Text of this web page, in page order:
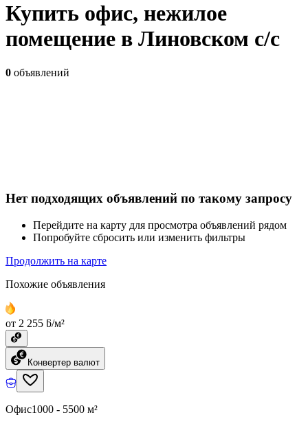
Купить офис, нежилое
помещение в Линовском с/с
0 объявлений
Нет подходящих объявлений по такому запросу
Перейдите на карту для просмотра объявлений рядом
Попробуйте сбросить или изменить фильтры
Продолжить на карте
Похожие объявления
от 2 255 ƃ/м²
Конвертер валют
Офис1000 - 5500 м²